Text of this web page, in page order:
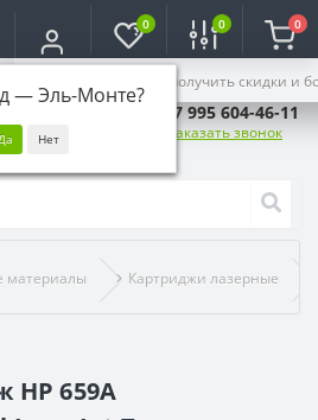
—Эль-Монте?
Войдите, чтобы получить скидки и
0 0 0
+7 995 604-46-11
Заказать звонок
материалы Картриджи лазерные
HP 659A